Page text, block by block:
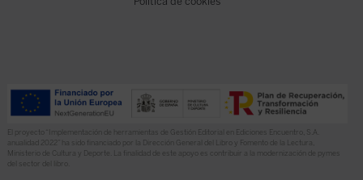
El proyecto “Implementación de herramientas de Gestión Editorial en Ediciones Encuentro, S.A.
anualidad 2022” ha sido financiado por la Dirección General del Libro y Fomento de la Lectura,
Ministerio de Cultura y Deporte. La finalidad de este apoyo es contribuir a la modernización de pymes
del sector del libro.